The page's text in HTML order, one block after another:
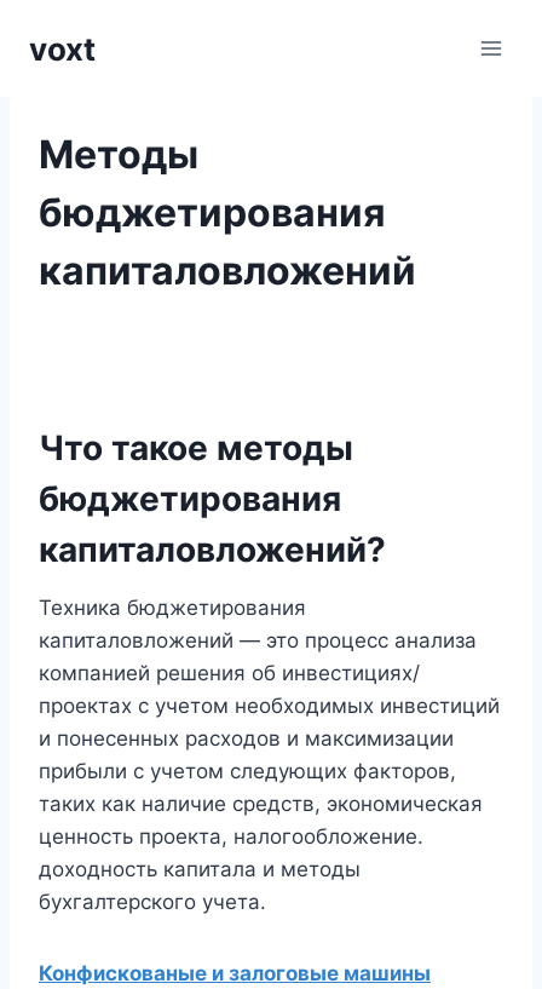
voxt
Методы
бюджетирования
капиталовложений
Что такое методы
бюджетирования
капиталовложений?
Техника бюджетирования
капиталовложений — это процесс анализа
компанией решения об инвестициях/
проектах с учетом необходимых инвестиций
и понесенных расходов и максимизации
прибыли с учетом следующих факторов,
таких как наличие средств, экономическая
ценность проекта, налогообложение.
доходность капитала и методы
бухгалтерского учета.
Конфискованые и залоговые машины